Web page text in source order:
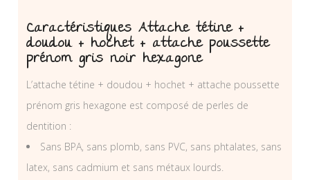
Caractéristiques Attache tétine +
doudou + hochet + attache poussette
prénom gris noir hexagone
L’attache tétine + doudou + hochet + attache poussette
prénom gris hexagone est composé de perles de
dentition :
Sans BPA, sans plomb, sans PVC, sans phtalates, sans
latex, sans cadmium et sans métaux lourds.